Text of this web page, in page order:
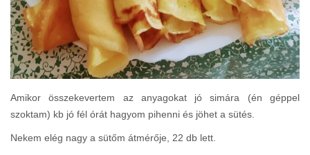
Amikor összekevertem az anyagokat jó simára (én géppel
szoktam) kb jó fél órát hagyom pihenni és jöhet a sütés.
Nekem elég nagy a sütőm átmérője, 22 db lett.